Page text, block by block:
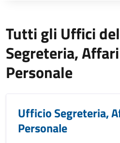
Tutti gli Uffici
Segreteria,
Personale
Ufficio Segreteria,
Personale